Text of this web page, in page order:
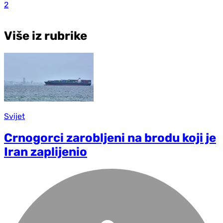
2
Više iz rubrike
Svijet
Crnogorci zarobljeni na brodu koji je
Iran zaplijenio